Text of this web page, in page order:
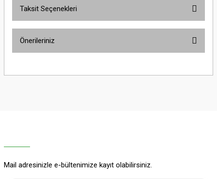
Taksit Seçenekleri
Önerileriniz
yetersiz gördüğünüz noktaları öneri formunu kullanarak tarafımıza
Bu ürüne benzer farklı alternatifler olmalı.
Mail adresinizle e-bültenimize kayıt olabilirsiniz.